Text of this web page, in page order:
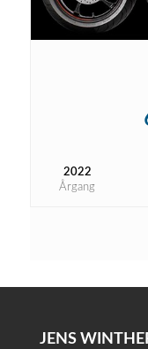
2022
Årgang
JENS